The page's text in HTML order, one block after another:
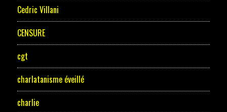
Cedric Villani
CENSURE
cgt
charlatanisme éveillé
charlie